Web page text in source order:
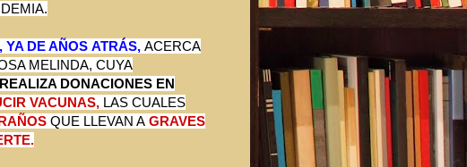
DE AÑOS ATRÁS, ACERCA
MELINDA, CUYA
REALIZA DONACIONES EN
VACUNAS, LAS CUALES
QUE LLEVAN A GRAVES